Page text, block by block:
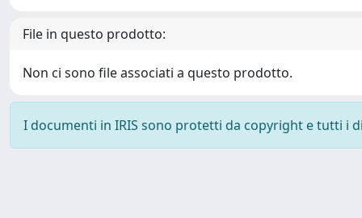
File in questo prodotto:
Non ci sono file associati a questo prodotto.
I documenti in IRIS sono protetti da copyright e tutti i